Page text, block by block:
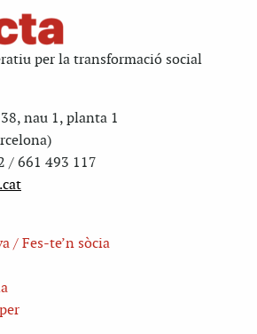
per la transformació social
38, nau 1, planta 1
/ 661 493 117
/ Fes-te’n sòcia